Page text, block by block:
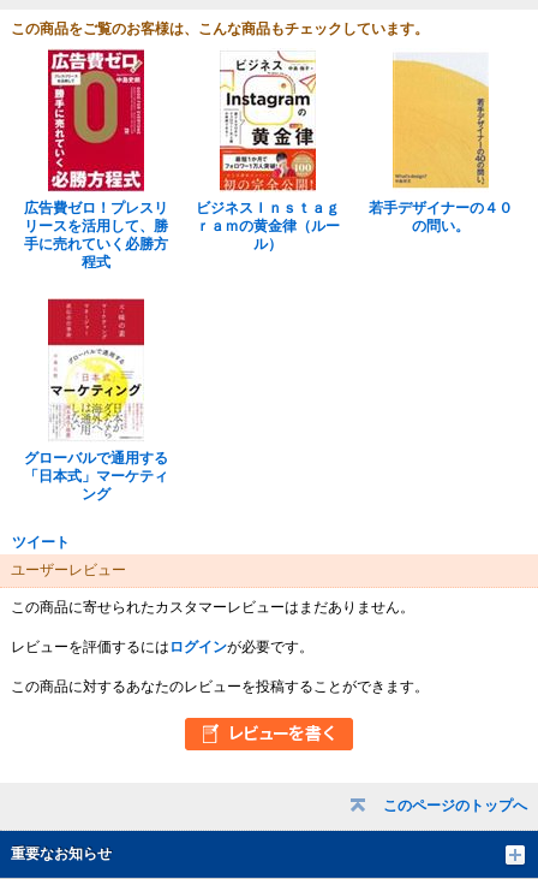
このページのトップへ
重要なお知らせ
この商品をご覧のお客様は、こんな商品もチェックしています。
広告費ゼロ！プレスリ
リースを活用して、勝
手に売れていく必勝方
程式
ビジネスＩｎｓｔａｇ
ｒａｍの黄金律（ルー
ル）
若手デザイナーの４０
の問い。
グローバルで通用する
「日本式」マーケティ
ング
ツイート
ユーザーレビュー
この商品に寄せられたカスタマーレビューはまだありません。
レビューを評価するには ログインが必要です。
この商品に対するあなたのレビューを投稿することができます。